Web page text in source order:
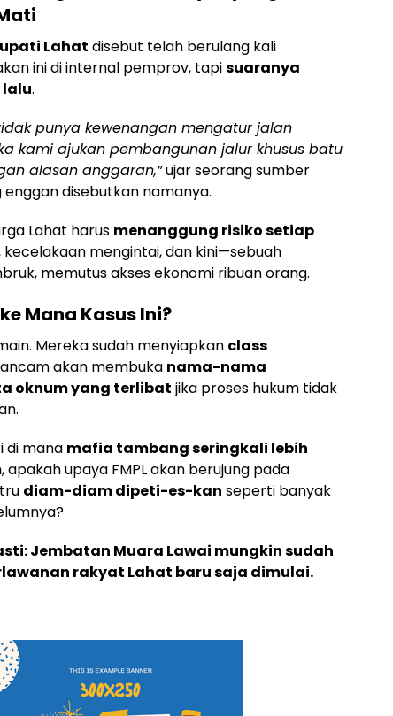
Lahat disebut telah berulang kali
ini di internal pemprov, tapisuaranya
.
punya kewenangan mengatur jalan
kami ajukan pembangunan jalur khusus batu
alasan anggaran,”ujar seorang sumber
disebutkan namanya.
Lahat harus menanggung risiko setiap
kecelakaan mengintai, dan kini—sebuah
memutus akses ekonomi ribuan orang.
Mana Kasus Ini?
Mereka sudah menyiapkan class
akan membuka nama-nama
oknum yang terlibat jika proses hukum tidak
di mana mafia tambang seringkali lebih
, apakah upaya FMPL akan berujung pada
diam-diam dipeti-es-kan seperti banyak
Jembatan Muara Lawai mungkin sudah
rakyat Lahat baru saja dimulai.